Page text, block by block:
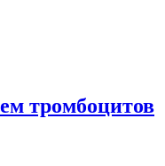
тромбоцитов